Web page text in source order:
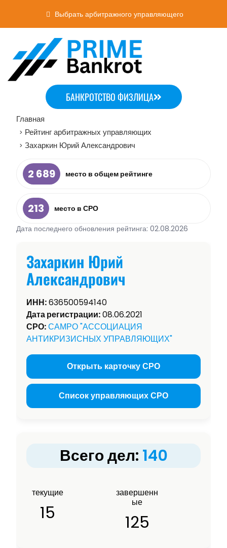
Выбрать арбитражного управляющего
БАНКРОТСТВО ФИЗЛИЦА
Главная
> Рейтинг арбитражных управляющих
> Захаркин Юрий Александрович
2 689 место в общем рейтинге
213
место в СРО
Дата последнего обновления рейтинга: 02.08.2026
Захаркин Юрий
Александрович
ИНН:636500594140
Дата регистрации:08.06.2021
СРО:САМРО "АССОЦИАЦИЯ
АНТИКРИЗИСНЫХ УПРАВЛЯЮЩИХ"
Открыть карточку СРО
Список управляющих СРО
Всего дел: 140
текущие
15
завершенн
ые
125